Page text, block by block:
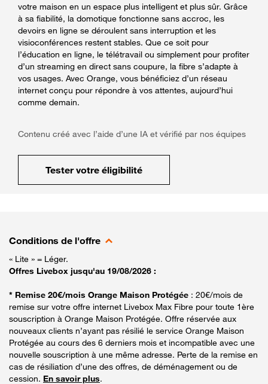
votre maison en un espace plus intelligent et plus sûr. Grâce
à sa fiabilité, la domotique fonctionne sans accroc, les
devoirs en ligne se déroulent sans interruption et les
visioconférences restent stables. Que ce soit pour
l’éducation en ligne, le télétravail ou simplement pour profiter
d’un streaming en direct sans coupure, la fibre s’adapte à
vos usages. Avec Orange, vous bénéficiez d’un réseau
internet conçu pour répondre à vos attentes, aujourd’hui
comme demain.
Contenu créé avec l’aide d’une IA et vérifié par nos équipes
Tester votre éligibilité
Conditions de l'offre
« Lite » = Léger.
Offres Livebox jusqu'au 19/08/2026 :
* Remise 20€/mois Orange Maison Protégée : 20€/mois de
remise sur votre offre internet Livebox Max Fibre pour toute 1ère
souscription à Orange Maison Protégée. Offre réservée aux
nouveaux clients n’ayant pas résilié le service Orange Maison
Protégée au cours des 6 derniers mois et incompatible avec une
nouvelle souscription à une même adresse. Perte de la remise en
cas de résiliation d’une des offres, de déménagement ou de
cession. En savoir plus.